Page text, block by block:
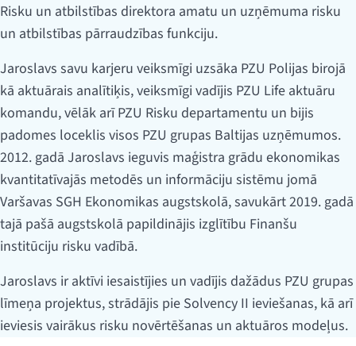
Risku un atbilstības direktora amatu un uzņēmuma risku
un atbilstības pārraudzības funkciju.
Jaroslavs savu karjeru veiksmīgi uzsāka PZU Polijas birojā
kā aktuārais analītiķis, veiksmīgi vadījis PZU Life aktuāru
komandu, vēlāk arī PZU Risku departamentu un bijis
padomes loceklis visos PZU grupas Baltijas uzņēmumos.
2012. gadā Jaroslavs ieguvis maģistra grādu ekonomikas
kvantitatīvajās metodēs un informāciju sistēmu jomā
Varšavas SGH Ekonomikas augstskolā, savukārt 2019. gadā
tajā pašā augstskolā papildinājis izglītību Finanšu
institūciju risku vadībā.
Jaroslavs ir aktīvi iesaistījies un vadījis dažādus PZU grupas
līmeņa projektus, strādājis pie Solvency II ieviešanas, kā arī
ieviesis vairākus risku novērtēšanas un aktuāros modeļus.